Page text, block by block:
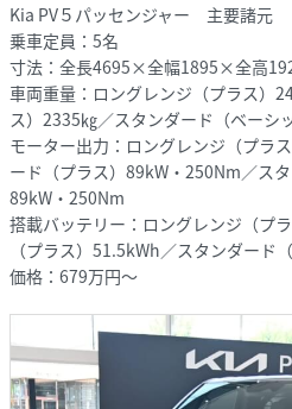
Kia PV５パッセンジャー 主要諸元
乗車定員：5名
寸法：全長4695×全幅1895×全高
車両重量：ロングレンジ（プラス）
ス）2335㎏／スタンダード（ベーシ
モーター出力：ロングレンジ（プラ
ード（プラス）89kW・250Nm／スタ
89kW・250Nm
搭載バッテリー：ロングレンジ（プ
（プラス）51.5kWh／スタンダード
価格：679万円～